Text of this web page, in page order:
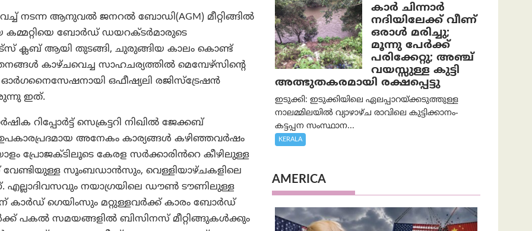
നടന്ന ആനുവൽ ജനറൽ ബോഡി(AGM) മീറ്റിങ്ങിൽ
കമ്മറ്റിയെ ബോർഡ് ഡയറക്ടർമാരുടെ
ക്ലബ് ആയി തുടങ്ങി, ചുരുങ്ങിയ കാലം കൊണ്ട്
കാഴ്ചവെച്ച സാഹചര്യത്തിൽ മെമ്പേഴ്സിന്‍റെ
ഒഫീഷ്യലി രജിസ്ട്രേഷൻ
ഇത്.
റിപ്പോർട്ട് സെക്രട്ടറി നിഖിൽ ജേക്കബ്
അനേകം കാര്യങ്ങൾ കഴിഞ്ഞവർഷം
പ്രോജക്ടിലൂടെ കേരള സർക്കാരിൻറെ കീഴിലുള്ള
വേണ്ടിയുള്ള സൂംബഡാൻസും, വെള്ളിയാഴ്ചകളിലെ
നയാഗ്രയിലെ ഡൗൺ ടൗണിലുള്ള
കാർഡ് ഗെയിംസും മറ്റുള്ളവർക്ക് കാരം ബോർഡ്
പകൽ സമയങ്ങളിൽ ബിസിനസ് മീറ്റിങ്ങുകൾക്കും
കാര്‍ ചിന്നാര്‍
നദിയിലേക്ക് വീണ്
ഒരാള്‍ മരിച്ചു;
മൂന്നു പേര്‍ക്ക്
പരിക്കേറ്റു; അഞ്ച്
വയസ്സുള്ള കുട്ടി
അത്ഭുതകരമായി രക്ഷപ്പെട്ടു
ഇടുക്കി: ഇടുക്കിയിലെ ഏലപ്പാറയ്ക്കടുത്തുള്ള
നാലമ്മിലയിൽ വ്യാഴാഴ്ച രാവിലെ കുട്ടിക്കാനം-
കട്ടപ്പന സംസ്ഥാന...
KERALA
AMERICA